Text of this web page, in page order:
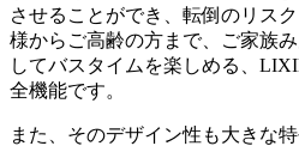
させることができ、転倒のリス
様からご高齢の方まで、ご家族
してバスタイムを楽しめる、
全機能です。
また、そのデザイン性も大きな